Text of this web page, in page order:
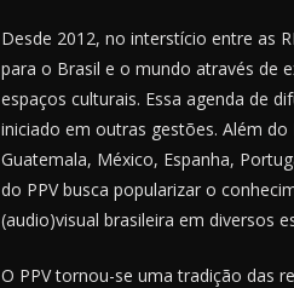
Desde 2012, no interstício entre as
para o Brasil e o mundo através de
espaços culturais. Essa agenda de
iniciado em outras gestões. Além
Guatemala, México, Espanha,
do PPV busca popularizar o
(audio)visual brasileira em diversos
O PPV tornou-se uma tradição das